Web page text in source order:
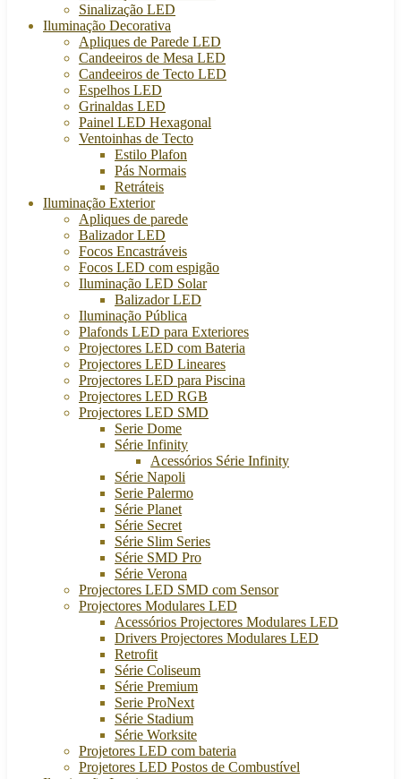
Sinalização LED
Iluminação Decorativa
Apliques de Parede LED
Candeeiros de Mesa LED
Candeeiros de Tecto LED
Espelhos LED
Grinaldas LED
Painel LED Hexagonal
Ventoinhas de Tecto
Estilo Plafon
Pás Normais
Retráteis
Iluminação Exterior
Apliques de parede
Balizador LED
Focos Encastráveis
Focos LED com espigão
Iluminação LED Solar
Balizador LED
Iluminação Pública
Plafonds LED para Exteriores
Projectores LED com Bateria
Projectores LED Lineares
Projectores LED para Piscina
Projectores LED RGB
Projectores LED SMD
Serie Dome
Série Infinity
Acessórios Série Infinity
Série Napoli
Serie Palermo
Série Planet
Série Secret
Série Slim Series
Série SMD Pro
Série Verona
Projectores LED SMD com Sensor
Projectores Modulares LED
Acessórios Projectores Modulares LED
Drivers Projectores Modulares LED
Retrofit
Série Coliseum
Série Premium
Serie ProNext
Série Stadium
Série Worksite
Projetores LED com bateria
Projetores LED Postos de Combustível